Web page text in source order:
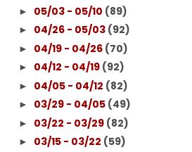
► 05/03 - 05/10 (89)
► 04/26 - 05/03 (92)
► 04/19 - 04/26 (70)
► 04/12 - 04/19 (92)
► 04/05 - 04/12 (82)
► 03/29 - 04/05 (49)
► 03/22 - 03/29 (82)
► 03/15 - 03/22 (59)